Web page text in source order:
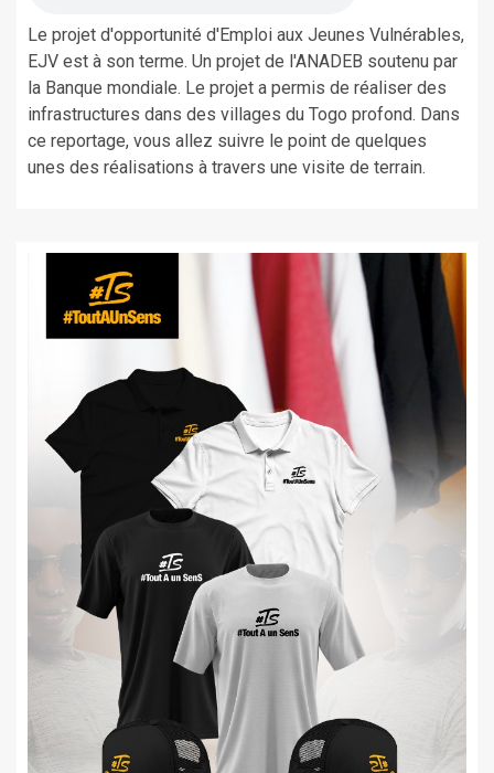
Le projet d'opportunité d'Emploi aux Jeunes Vulnérables,
EJV est à son terme. Un projet de l'ANADEB soutenu par
la Banque mondiale. Le projet a permis de réaliser des
infrastructures dans des villages du Togo profond. Dans
ce reportage, vous allez suivre le point de quelques
unes des réalisations à travers une visite de terrain.